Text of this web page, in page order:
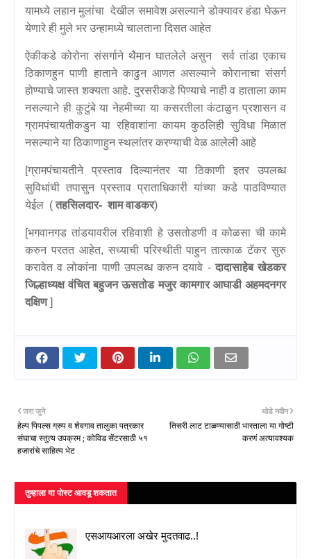
यामध्ये लहान मुलांचा देखील समावेश असल्याने डोक्यावर हंडा घेऊन
येणारे ही मुले भर उन्हामध्ये चालताना दिसत आहेत
ऐकीकडे कोरोना संसर्गाने थैमान घातलेले असुन सर्व तांडा एकाच
ठिकाणहुन पाणी हाताने काढुन आणत असल्याने कोरानाचा संसर्ग
होण्याचे जास्त शक्यता आहे. दुरसरीकडे पिण्याचे नाही व हाताला काम
नसल्याने ही कुटुंबे या नेहमीच्या या कसरतीला कंटाळुन प्रशासन व
ग्रामपंचायतीकडुन या रहिवाशांना कायम कुठलिही सुविधा मिळात
नसल्याने या ठिकाणाहुन स्थलांतर करण्याची वेळ आलेली आहे
[ग्रामपंचायतीने प्रस्ताव दिल्यानंतर या ठिकाणी इतर उपलब्ध
सुविधांची तपासुन प्रस्ताव प्राताधिकारी यांच्या कडे पाठविण्यात
येईल (तहसिलदार- शाम वाडकर)
[भगवानगड तांडयावरील रहिवाशी हे उसतोडणी व कोळसा ची कामे
करुन परतत आहेत, सध्याची परिस्थीती पाहुन तात्काळ टॅकर सुरु
करावेत व लोकांना पाणी उपलब्ध करुन दयावे -दादासाहेब खेडकर
जिल्हाध्यक्ष वंचित बहुजन ऊसतोड मजुर कामगार आघाडी अहमदनगर
दक्षिण]
थोडे नवीन
तिसरी लाट टाळण्यासाठी भारताला या गोष्टी
करणं अत्यावश्यक
जरा जुने
हेल्प पिपल्स ग्रुप व शेवगाव तालुका पत्रकार
संघाचा स्तुत्य उपक्रम ; कोविड सेंटरसाठी ५१
हजारांचे साहित्य भेट
तुम्‍हाला या पोस्‍ट आवडू शकतात
एसआयआरला अखेर मुदतवाढ..!